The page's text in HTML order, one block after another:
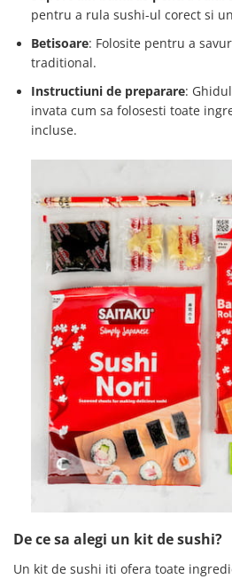
pentru a rula sushi-ul corect si
Betisoare: Folosite pentru a
traditional.
Instructiuni de preparare:
invata cum sa folosesti toate
incluse.
De ce sa alegi un kit de sushi?
Un kit de sushi iti ofera toate